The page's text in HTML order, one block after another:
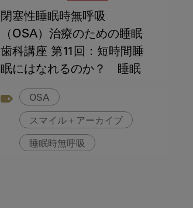
閉塞性睡眠時無呼吸
（OSA）治療のための睡眠
歯科講座 第11回：短時間睡
眠にはなれるのか？ 睡眠
と遺伝子の関係
OSA
スマイル＋アーカイブ
睡眠時無呼吸